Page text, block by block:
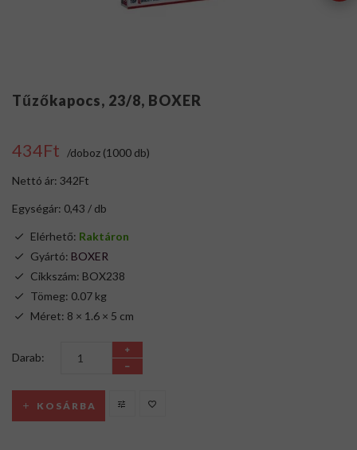
Tűzőkapocs, 23/8, BOXER
434Ft /doboz (1000 db)
Nettó ár: 342Ft
Egységár: 0,43 / db
Elérhető: Raktáron
Gyártó: BOXER
Cikkszám: BOX238
Tömeg: 0.07 kg
Méret: 8 × 1.6 × 5 cm
Darab:
KOSÁRBA